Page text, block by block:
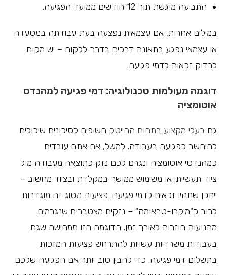
התביעה מוגשת תוך 12 חודשים ממועד הפגיעה.
במילים אחרות, אם עצמאית נפצעה בעת עבודתה במסעדה
או עצמאי נפגע בתאונת דרכים בדרך ללקוח – יש מקום
לבדוק זכאות לדמי פגיעה.
דוגמה מעולמות טכנולוגיה: דמי פגיעה למהנדס
אוטומציה
גם בעלי מקצוע בתחום ההייטק חשופים לסיכונים שיכולים
להיחשב כפגיעה בעבודה. למשל, אם אתם עובדים
כמהנדסי אוטומציה ונגרם לכם נזק כתוצאה מעבודה מול
ציוד תעשייתי או משימוש ממושך במקלדת ובציוד מחשוב –
ייתכן שתהיו זכאים לדמי פגיעה. פציעות מסוג זה מוגדרות
לרוב כ"מיקרו-טראומה" – נזקים מצטברים שנגרמים
מתנועות חוזרות לאורך זמן. הדוגמה הזו ממחישה שגם
בעבודות משרדיות עשויות להתרחש פציעות המזכות
בתשלום דמי פגיעה. כדי להבין טוב יותר אם הפגיעה שלכם